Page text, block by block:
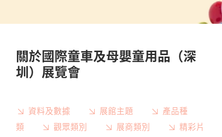
關於國際童車及母嬰童用品（深
圳）展覽會
資料及數據 展館主題
產品種
類
觀眾類別 展商類別
精彩片